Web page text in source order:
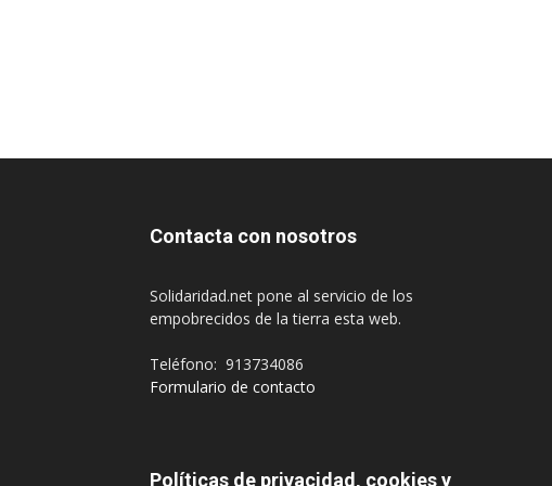
Contacta con nosotros
Solidaridad.net pone al servicio de los
empobrecidos de la tierra esta web.
Teléfono: 913734086
Formulario de contacto
Políticas de privacidad, cookies y